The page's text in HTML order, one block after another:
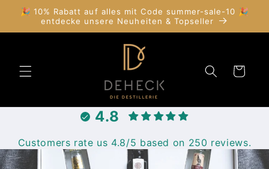
zum
Inhalt
🎉 10% Rabatt auf alles mit Code summer-sale-10 🎉
entdecke unsere Neuheiten & Topseller
Warenkorb
4.8
Customers rate us 4.8/5 based on 250 reviews.